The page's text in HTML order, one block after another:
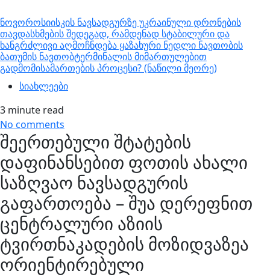
ნოვოროსიისკის ნავსადგურზე უკრაინული დრონების
თავდასხმების შედეგად, რამდენად სტაბილური და
ხანგრძლივი აღმოჩნდება ყაზახური ნედლი ნავთობის
ბათუმის ნავთობტერმინალის მიმართულებით
გადმომისამართების პროცესი? (ნაწილი მეორე)
სიახლეები
3 minute read
No comments
შეერთებული შტატების
დაფინანსებით ფოთის ახალი
საზღვაო ნავსადგურის
გაფართოება – შუა დერეფნით
ცენტრალური აზიის
ტვირთნაკადების მოზიდვაზეა
ორიენტირებული